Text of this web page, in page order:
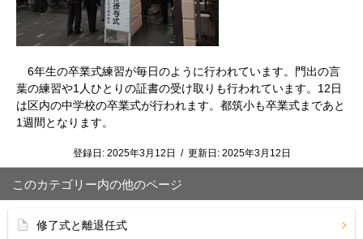
6年生の卒業式練習が毎日のように行われています。門出の言
葉の練習や1人ひとりの証書の受け取りも行われています。12日
は区内の中学校の卒業式が行われます。都筑小も卒業式まであと
1週間となります。
登録日: 2025年3月12日 / 更新日: 2025年3月12日
このカテゴリー内の他のページ
修了式と離退任式